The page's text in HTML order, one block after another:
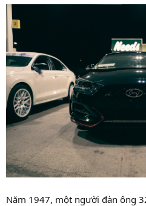
Năm 1947, một người đàn ông